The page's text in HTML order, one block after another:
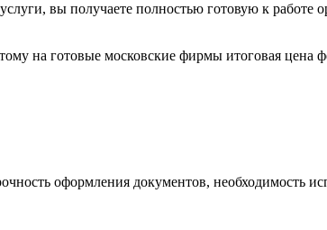
вы получаете полностью готовую к работе
на готовые московские фирмы итоговая цена
оформления документов, необходимость